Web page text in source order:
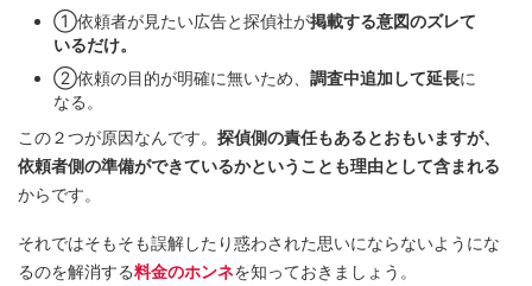
①依頼者が見たい広告と探偵社が掲載する意図のズレて
いるだけ。
②依頼の目的が明確に無いため、 調査中追加して延長に
なる。
この２つが原因なんです。 探偵側の責任もあるとおもいますが、
依頼者側の準備ができているかということも理由として含まれる
からです。
それではそもそも誤解したり惑わされた思いにならないようにな
るのを解消する料金のホンネを知っておきましょう。